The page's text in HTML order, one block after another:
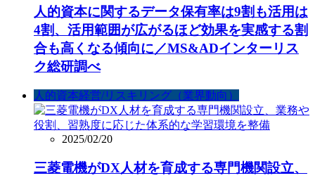
人的資本に関するデータ保有率は9割も活用は
4割、活用範囲が広がるほど効果を実感する割
合も高くなる傾向に／MS&ADインターリス
ク総研調べ
人的資本経営/リスキリング（業界動向）
2025/02/20
三菱電機がDX人材を育成する専門機関設立、